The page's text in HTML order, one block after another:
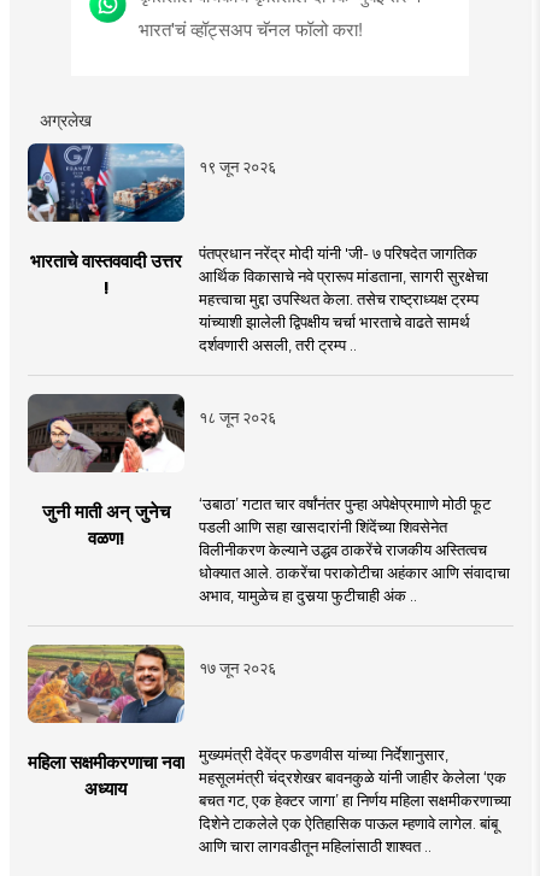
भारत'चं व्हॉट्सअप चॅनल फॉलो करा!
अग्रलेख
१९ जून २०२६
भारताचे वास्तववादी उत्तर
!
पंतप्रधान नरेंद्र मोदी यांनी 'जी- ७ परिषदेत जागतिक
आर्थिक विकासाचे नवे प्रारूप मांडताना, सागरी सुरक्षेचा
महत्त्वाचा मुद्दा उपस्थित केला. तसेच राष्ट्राध्यक्ष ट्रम्प
यांच्याशी झालेली द्विपक्षीय चर्चा भारताचे वाढते सामर्थ
दर्शवणारी असली, तरी ट्रम्प ..
१८ जून २०२६
जुनी माती अन् जुनेच
वळण!
‘उबाठा’ गटात चार वर्षांनंतर पुन्हा अपेक्षेप्रमााणे मोठी फूट
पडली आणि सहा खासदारांनी शिंदेंच्या शिवसेनेत
विलीनीकरण केल्याने उद्धव ठाकरेंचे राजकीय अस्तित्वच
धोक्यात आले. ठाकरेंचा पराकोटीचा अहंकार आणि संवादाचा
अभाव, यामुळेच हा दुसर्‍या फुटीचाही अंक ..
१७ जून २०२६
महिला सक्षमीकरणाचा नवा
अध्याय
मुख्यमंत्री देवेंद्र फडणवीस यांच्या निर्देशानुसार,
महसूलमंत्री चंद्रशेखर बावनकुळे यांनी जाहीर केलेला ‘एक
बचत गट, एक हेक्टर जागा’ हा निर्णय महिला सक्षमीकरणाच्या
दिशेने टाकलेले एक ऐतिहासिक पाऊल म्हणावे लागेल. बांबू
आणि चारा लागवडीतून महिलांसाठी शाश्वत ..